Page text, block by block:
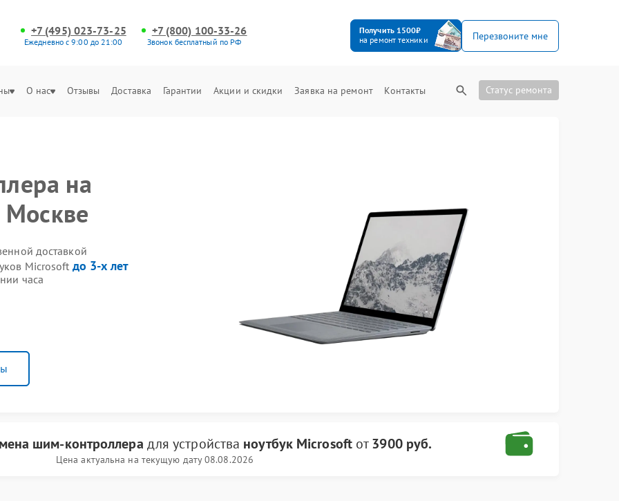
+7 (495) 023-73-25
Ежедневно с 9:00 до 21:00
+7 (800) 100-33-26
Звонок бесплатный по РФ
Получить 1500₽
на ремонт техники
Перезвоните мне
О нас Отзывы Доставка Гарантии Акции и скидки Заявка на ремонт Контакты Статус ремонта
на
Москве
доставкой
Microsoft до 3-х лет
часа
шим-контроллера для устройства ноутбук Microsoftот3900 руб.
Цена актуальна на текущую дату 08.08.2026